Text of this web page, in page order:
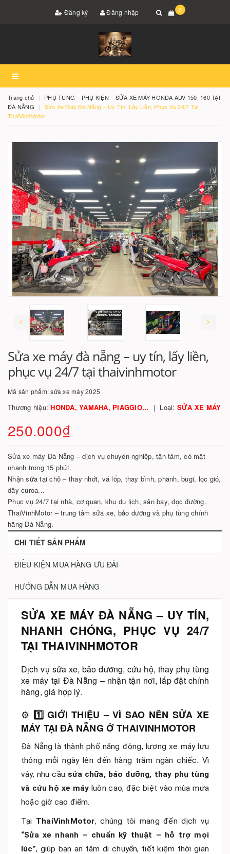
Đăng ký Đăng nhập 0
Trang chủ
PHỤ TÙNG – PHỤ KIỆN – SỬA XE MÁY HONDA ADV 150, 160 TẠI
ĐÀ NẴNG
Sửa Xe Máy Đà Nẵng – Uy Tín, Lấy Liền, Phục Vụ 24/7 Tại
ThaiVinhMotor
Sửa xe máy đà nẵng – uy tín, lấy liền,
phục vụ 24/7 tại thaivinhmotor
Mã sản phẩm:sửa xe máy 2025
Thương hiệu:HONDA, YAMAHA, PIAGGIO... Loại: SỬA XE MÁY
250.000₫
Sửa xe máy Đà Nẵng – dịch vụ chuyên nghiệp, tận tâm, có mặt
nhanh trong 15 phút.
Nhận sửa tại chỗ – thay nhớt, vá lốp, thay bình, phanh, bugi, lọc gió,
dây curoa...
Phục vụ 24/7 tại nhà, cơ quan, khu du lịch, sân bay, dọc đường.
ThaiVinhMotor – trung tâm sửa xe, bảo dưỡng và phụ tùng chính
hãng Đà Nẵng.
CHI TIẾT SẢN PHẨM
ĐIỀU KIỆN MUA HÀNG ƯU ĐÃI
HƯỚNG DẪN MUA HÀNG
SỬA XE MÁY ĐÀ NẴNG – UY TÍN,
NHANH CHÓNG, PHỤC VỤ 24/7
TẠI THAIVINHMOTOR
Dịch vụ sửa xe, bảo dưỡng, cứu hộ, thay phụ tùng
xe máy tại Đà Nẵng – nhận tận nơi, lắp đặt chính
hãng, giá hợp lý.
⚙️ 1️⃣ GIỚI THIỆU – VÌ SAO NÊN SỬA XE
MÁY TẠI ĐÀ NẴNG Ở THAIVINHMOTOR
Đà Nẵng là thành phố năng động, lượng xe máy lưu
thông mỗi ngày lên đến hàng trăm ngàn chiếc. Vì
vậy, nhu cầusửa chữa, bảo dưỡng, thay phụ tùng
và cứu hộ xe máy luôn cao, đặc biệt vào mùa mưa
hoặc giờ cao điểm.
Tại ThaiVinhMotor, chúng tôi mang đến dịch vụ
“Sửa xe nhanh – chuẩn kỹ thuật – hỗ trợ mọi
lúc”, giúp bạn an tâm di chuyển, tiết kiệm thời gian